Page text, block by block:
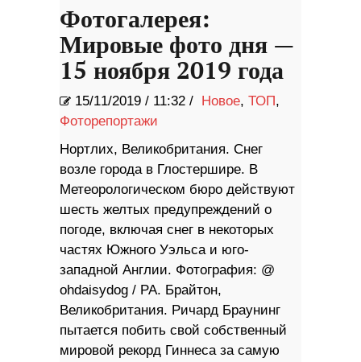
Фотогалерея:
Мировые фото дня —
15 ноября 2019 года
15/11/2019 / 11:32 / Новое, ТОП,
Фоторепортажи
Нортлих, Великобритания. Снег
возле города в Глостершире. В
Метеорологическом бюро действуют
шесть желтых предупреждений о
погоде, включая снег в некоторых
частях Южного Уэльса и юго-
западной Англии. Фотография: @
ohdaisydog / PA. Брайтон,
Великобритания. Ричард Браунинг
пытается побить свой собственный
мировой рекорд Гиннеса за самую